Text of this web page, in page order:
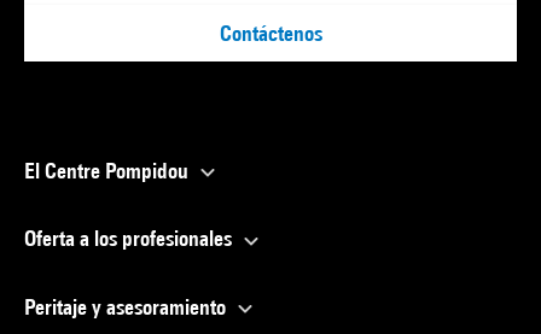
Contáctenos
El Centre Pompidou
Oferta a los profesionales
Peritaje y asesoramiento